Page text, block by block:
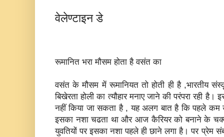
वेलेण्‍टाइन डे
रूमानित भरा मौसम होता है वसंत का
वसंत के मौसम में रूमानियत तो होती ही है ,भारतीय
बिखेरता होली का त्‍यौहार मनाए जाने की परंपरा रही
नहीं किया जा सकता है , यह अलग बात है कि पहले कम
इसका नशा चढता था और आज कैरियर को बनाने के
युवतियों पर इसका नशा पहले ही छाने लगा है। पर प्रेम